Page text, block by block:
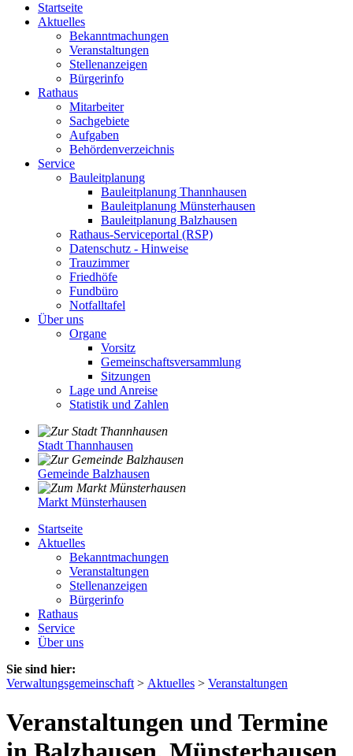
Startseite
Aktuelles
Bekanntmachungen
Veranstaltungen
Stellenanzeigen
Bürgerinfo
Rathaus
Mitarbeiter
Sachgebiete
Aufgaben
Behördenverzeichnis
Service
Bauleitplanung
Bauleitplanung Thannhausen
Bauleitplanung Münsterhausen
Bauleitplanung Balzhausen
Rathaus-Serviceportal (RSP)
Datenschutz - Hinweise
Trauzimmer
Friedhöfe
Fundbüro
Notfalltafel
Über uns
Organe
Vorsitz
Gemeinschaftsversammlung
Sitzungen
Lage und Anreise
Statistik und Zahlen
Stadt Thannhausen
Gemeinde Balzhausen
Markt Münsterhausen
Startseite
Aktuelles
Bekanntmachungen
Veranstaltungen
Stellenanzeigen
Bürgerinfo
Rathaus
Service
Über uns
Sie sind hier:
Verwaltungsgemeinschaft > Aktuelles > Veranstaltungen
Veranstaltungen und Termine